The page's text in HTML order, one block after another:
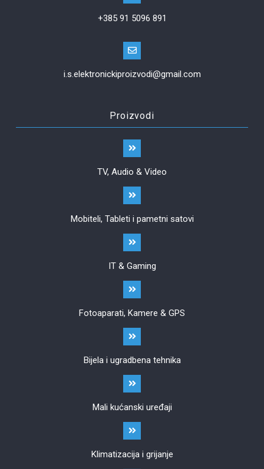
+385 91 5096 891
i.s.elektronickiproizvodi@gmail.com
Proizvodi
TV, Audio & Video
Mobiteli, Tableti i pametni satovi
IT & Gaming
Fotoaparati, Kamere & GPS
Bijela i ugradbena tehnika
Mali kućanski uređaji
Klimatizacija i grijanje